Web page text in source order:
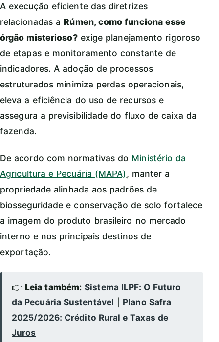
A execução eficiente das diretrizes
relacionadas a Rúmen, como funciona esse
órgão misterioso?exige planejamento rigoroso
de etapas e monitoramento constante de
indicadores. A adoção de processos
estruturados minimiza perdas operacionais,
eleva a eficiência do uso de recursos e
assegura a previsibilidade do fluxo de caixa da
fazenda.
De acordo com normativas do Ministério da
Agricultura e Pecuária (MAPA), manter a
propriedade alinhada aos padrões de
biosseguridade e conservação de solo fortalece
a imagem do produto brasileiro no mercado
interno e nos principais destinos de
exportação.
👉 Leia também: Sistema ILPF: O Futuro
da Pecuária Sustentável
Plano Safra
2025/2026: Crédito Rural e Taxas de
Juros